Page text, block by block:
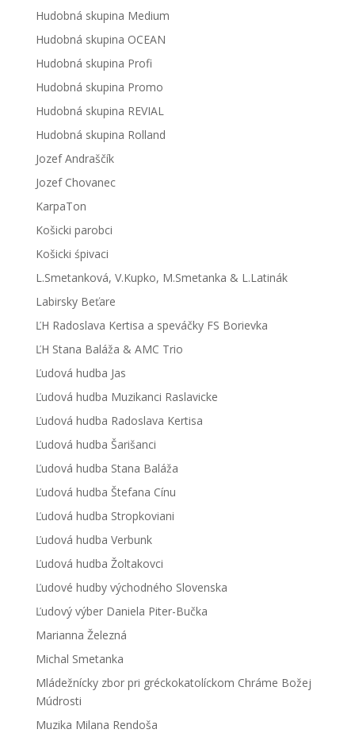
Hudobná skupina Medium
Hudobná skupina OCEAN
Hudobná skupina Profi
Hudobná skupina Promo
Hudobná skupina REVIAL
Hudobná skupina Rolland
Jozef Andraščík
Jozef Chovanec
KarpaTon
Košicki parobci
Košicki śpivaci
L.Smetanková, V.Kupko, M.Smetanka & L.Latinák
Labirsky Beťare
ĽH Radoslava Kertisa a speváčky FS Borievka
ĽH Stana Baláža & AMC Trio
Ľudová hudba Jas
Ľudová hudba Muzikanci Raslavicke
Ľudová hudba Radoslava Kertisa
Ľudová hudba Šarišanci
Ľudová hudba Stana Baláža
Ľudová hudba Štefana Cínu
Ľudová hudba Stropkoviani
Ľudová hudba Verbunk
Ľudová hudba Žoltakovci
Ľudové hudby východného Slovenska
Ľudový výber Daniela Piter-Bučka
Marianna Železná
Michal Smetanka
Mládežnícky zbor pri gréckokatolíckom Chráme Božej
Múdrosti
Muzika Milana Rendoša